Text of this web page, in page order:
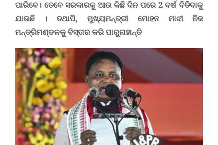
ପାରିବେ । ତେବେ ସରକାରକୁ ଆଉ କିଛି ଦିନ ପରେ 2 ବର୍ଷ ବିତିବାକୁ
ଯାଉଛି । ତଥାପି, ମୁଖ୍ୟମନ୍ତ୍ରୀ ମୋହନ ମାଝୀ ନିଜ
ମନ୍ତ୍ରିମଣ୍ଡଳକୁ ବିସ୍ତାର କରି ପାରୁନାହାନ୍ତି